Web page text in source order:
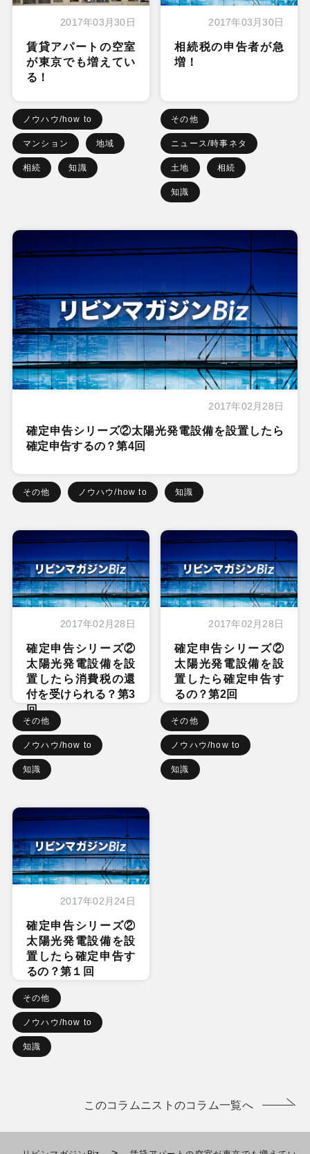
2017年03月30日
賃貸アパートの空室
が東京でも増えてい
る！
ノウハウ/how to
マンション 地域
相続 知識
2017年03月30日
相続税の申告者が急
増！
その他
ニュース/時事ネタ
土地 相続
知識
2017年02月28日
確定申告シリーズ②太陽光発電設備を設置したら
確定申告するの？第4回
その他 ノウハウ/how to 知識
2017年02月28日
確定申告シリーズ②
太陽光発電設備を設
置したら消費税の還
付を受けられる？第3
回
その他
ノウハウ/how to
知識
2017年02月28日
確定申告シリーズ②
太陽光発電設備を設
置したら確定申告す
るの？第2回
その他
ノウハウ/how to
知識
2017年02月24日
確定申告シリーズ②
太陽光発電設備を設
置したら確定申告す
るの？第１回
その他
ノウハウ/how to
知識
このコラムニストのコラム一覧へ